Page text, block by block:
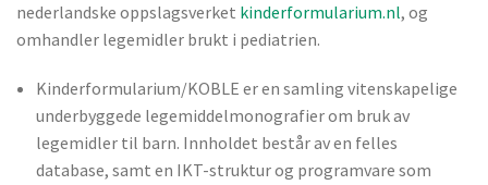
nederlandske oppslagsverket kinderformularium.nl, og
omhandler legemidler brukt i pediatrien.
Kinderformularium/KOBLE er en samling vitenskapelige
underbyggede legemiddelmonografier om bruk av
legemidler til barn. Innholdet består av en felles
database, samt en IKT-struktur og programvare som